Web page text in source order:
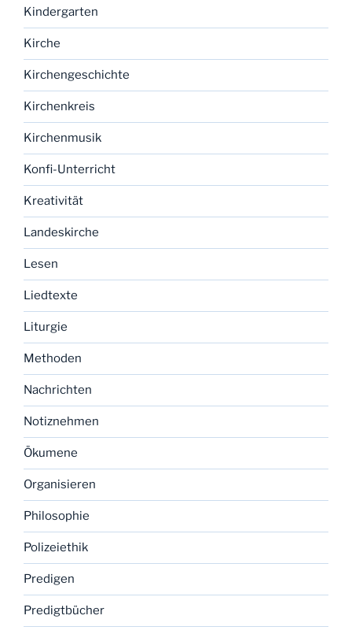
Kindergarten
Kirche
Kirchengeschichte
Kirchenkreis
Kirchenmusik
Konfi-Unterricht
Kreativität
Landeskirche
Lesen
Liedtexte
Liturgie
Methoden
Nachrichten
Notiznehmen
Ökumene
Organisieren
Philosophie
Polizeiethik
Predigen
Predigtbücher